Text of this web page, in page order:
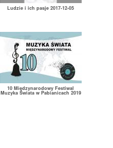
Ludzie i ich pasje 2017-12-05
10 Międzynarodowy Festiwal
Muzyka Świata w Pabianicach 2019